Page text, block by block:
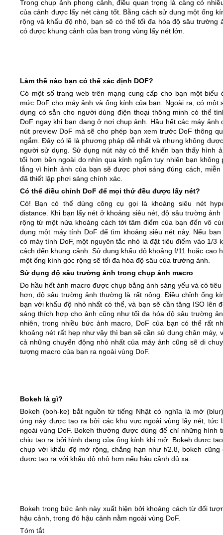
Trong chụp ảnh phong cảnh, điều quan trọng là càng có
của cảnh được lấy nét càng tốt. Bằng cách sử dụng một ống
rộng và khẩu độ nhỏ, bạn sẽ có thể tối đa hóa độ sâu trường
có được khung cảnh của bạn trong vùng lấy nét lớn.
Làm thế nào bạn có thể xác định DOF?
Có một số trang web trên mạng cung cấp cho bạn một biểu
mức DoF cho máy ảnh và ống kính của bạn. Ngoài ra, có một
dụng có sẵn cho người dùng điện thoại thông minh có thể
DoF ngay khi bạn đang ở nơi chụp ảnh. Hầu hết các máy ảnh
nút preview DoF mà sẽ cho phép bạn xem trước DoF thông
ngắm. Đây có lẽ là phương pháp dễ nhất và nhưng không
người sử dụng. Sử dụng nút này có thể khiến bạn thấy hình
tối hơn bên ngoài do nhìn qua kính ngắm tuy nhiên bạn không
lắng vì hình ảnh của bạn sẽ được phơi sáng đúng cách, miễn
đã thiết lập phơi sáng chính xác.
Có thể điều chỉnh DoF để mọi thứ đều được lấy nét?
Có! Bạn có thể dùng công cụ gọi là khoảng siêu nét
distance. Khi bạn lấy nét ở khoảng siêu nét, độ sâu trường ảnh
rộng từ một nửa khoảng cách tới tâm điểm của bạn đến vô
dụng một máy tính DoF để tìm khoảng siêu nét này. Nếu bạn
có máy tính DoF, một nguyên tắc nhỏ là đặt tiêu điểm vào 1/3
cách đến khung cảnh. Sử dụng khẩu độ khoảng f/11 hoặc cao
một ống kính góc rộng sẽ tối đa hóa độ sâu của trường ảnh.
Sử dụng độ sâu trường ảnh trong chụp ảnh macro
Do hầu hết ảnh macro được chụp bằng ánh sáng yếu và có
hơn, độ sâu trường ảnh thường là rất nông. Điều chỉnh ống
bạn với khẩu độ nhỏ nhất có thể, và bạn sẽ cần tăng ISO lên
sáng thích hợp cho ảnh cũng như tối đa hóa độ sâu trường
nhiên, trong nhiều bức ảnh macro, DoF của bạn có thể rất
khoảng nét rất hẹp như vậy thì bạn sẽ cần sử dụng chân máy,
cả những chuyển động nhỏ nhất của máy ảnh cũng sẽ di
tượng macro của bạn ra ngoài vùng DoF.
Bokeh là gì?
Bokeh (boh-ke) bắt nguồn từ tiếng Nhật có nghĩa là mờ
ứng này được tạo ra bởi các khu vực ngoài vùng lấy nét, tức
ngoài vùng DoF. Bokeh thường được dùng để chỉ những hình
chịu tạo ra bởi hình dạng của ống kính khi mở. Bokeh được
chụp với khẩu độ mở rộng, chẳng hạn như f/2.8, bokeh cũng
được tạo ra với khẩu độ nhỏ hơn nếu hậu cảnh đủ xa.
Bokeh trong bức ảnh này xuất hiện bởi khoảng cách từ đối
hậu cảnh, trong đó hậu cảnh nằm ngoài vùng DoF.
Tóm tắt